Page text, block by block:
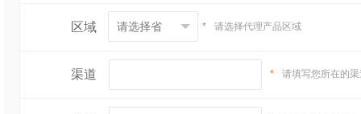
区域 * 请选择代理产品区域
渠道 * 请填写您所在的